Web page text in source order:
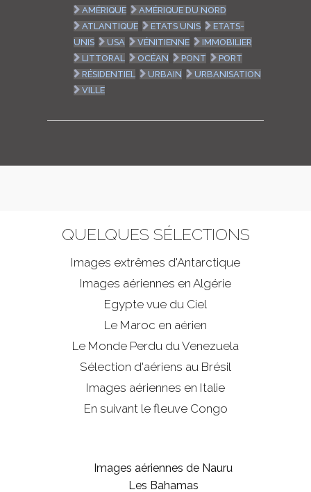
AMÉRIQUE
AMÉRIQUE DU NORD
ATLANTIQUE
ETATS UNIS
ETATS-
UNIS
USA VÉNITIENNE
IMMOBILIER
LITTORAL
OCÉAN PONT
PORT
RÉSIDENTIEL
URBAIN
URBANISATION
VILLE
QUELQUES SÉLECTIONS
Images extrêmes d'Antarctique
Images aériennes en Algérie
Egypte vue du Ciel
Le Maroc en aérien
Le Monde Perdu du Venezuela
Sélection d'aériens au Brésil
Images aériennes en Italie
En suivant le fleuve Congo
Images aériennes de Nauru
Les Bahamas